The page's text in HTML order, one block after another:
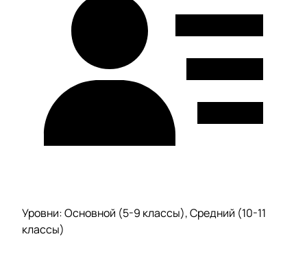
Уровни: Основной (5-9 классы), Средний (10-11
классы)